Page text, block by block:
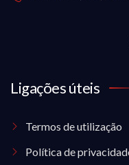
Ligações úteis
Termos de utilização
Política de